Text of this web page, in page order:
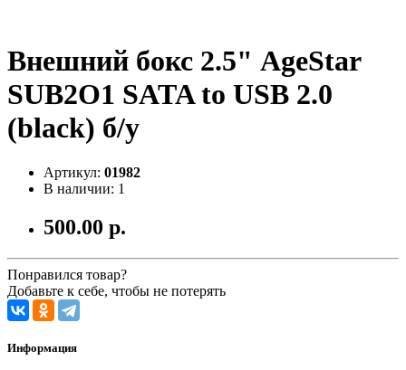
Внешний бокс 2.5" AgeStar
SUB2O1 SATA to USB 2.0
(black) б/у
Артикул: 01982
В наличии: 1
500.00 р.
Понравился товар?
Добавьте к себе, чтобы не потерять
Информация